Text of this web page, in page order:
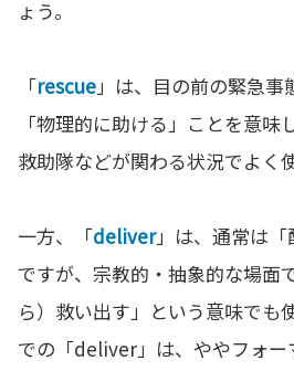
ょう。
「rescue」は、目の前の緊急事
「物理的に助ける」ことを意味
救助隊などが関わる状況でよく
一方、「deliver」は、通常は
ですが、宗教的・抽象的な場面
ら）救い出す」という意味でも
での「deliver」は、ややフォー